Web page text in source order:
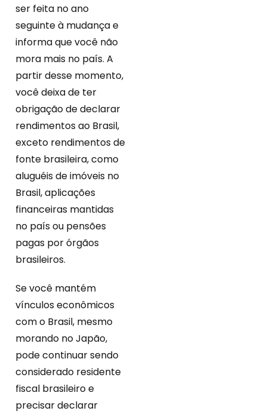
ser feita no ano
seguinte à mudança e
informa que você não
mora mais no país. A
partir desse momento,
você deixa de ter
obrigação de declarar
rendimentos ao Brasil,
exceto rendimentos de
fonte brasileira, como
aluguéis de imóveis no
Brasil, aplicações
financeiras mantidas
no país ou pensões
pagas por órgãos
brasileiros.
Se você mantém
vínculos econômicos
com o Brasil, mesmo
morando no Japão,
pode continuar sendo
considerado residente
fiscal brasileiro e
precisar declarar